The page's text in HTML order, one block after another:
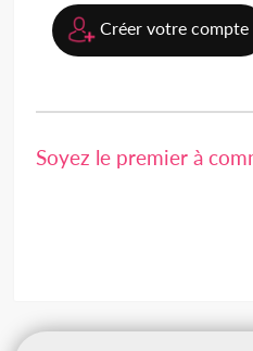
Créer votre compte
Soyez le premier à